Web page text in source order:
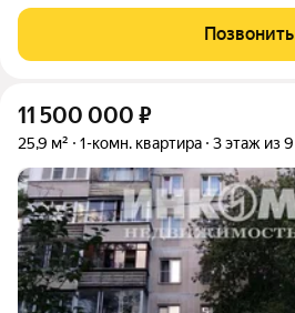
просторная комната 20 м и
Позвонить
11 500 000 ₽
25,9 м² 1-комн. квартира 3 этаж из 9